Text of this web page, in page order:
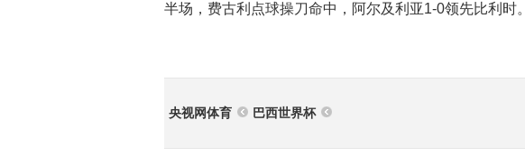
半场，费古利点球操刀命中，阿尔及利亚1-0领先比利时。
央视网体育 巴西世界杯